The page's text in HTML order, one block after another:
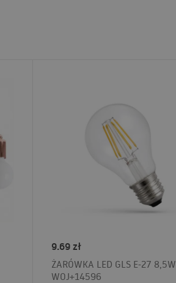
9.69 zł
ŻARÓWKA LED GLS E-27 8,5W
WOJ+14596